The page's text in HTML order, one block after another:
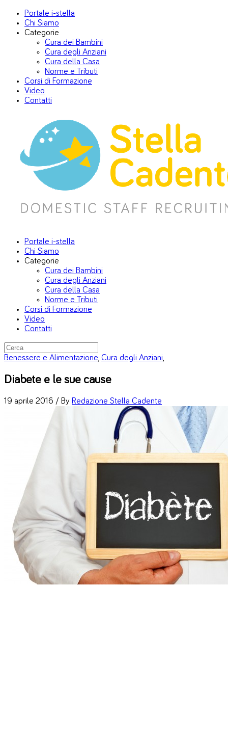
Portale i-stella
Chi Siamo
Categorie
Cura dei Bambini
Cura degli Anziani
Cura della Casa
Norme e Tributi
Corsi di Formazione
Video
Contatti
Portale i-stella
Chi Siamo
Categorie
Cura dei Bambini
Cura degli Anziani
Cura della Casa
Norme e Tributi
Corsi di Formazione
Video
Contatti
Benessere e Alimentazione, Cura degli Anziani,
Diabete e le sue cause
19 aprile 2016 / By Redazione Stella Cadente